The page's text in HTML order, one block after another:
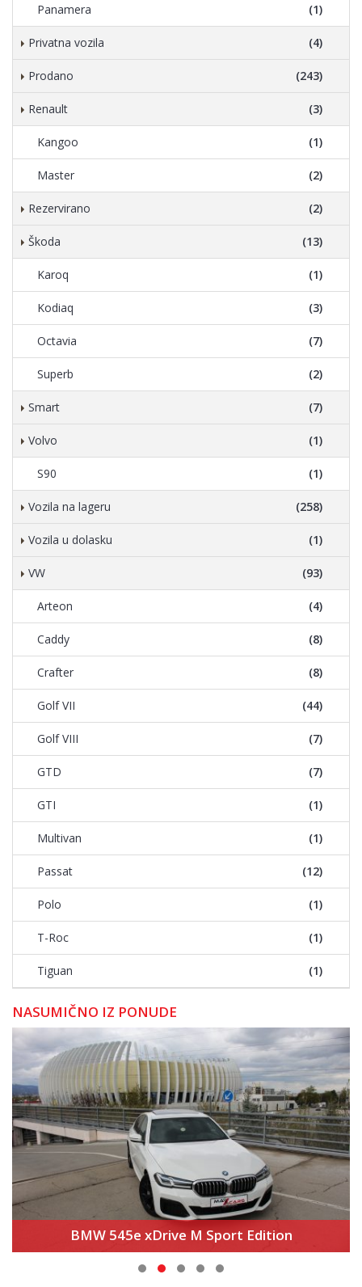
Panamera (1)
Privatna vozila (4)
Prodano (243)
Renault (3)
Kangoo (1)
Master (2)
Rezervirano (2)
Škoda (13)
Karoq (1)
Kodiaq (3)
Octavia (7)
Superb (2)
Smart (7)
Volvo (1)
S90 (1)
Vozila na lageru (258)
Vozila u dolasku (1)
VW (93)
Arteon (4)
Caddy (8)
Crafter (8)
Golf VII (44)
Golf VIII (7)
GTD (7)
GTI (1)
Multivan (1)
Passat (12)
Polo (1)
T-Roc (1)
Tiguan (1)
NASUMIČNO IZ PONUDE
BMW 545e xDrive M Sport Edition